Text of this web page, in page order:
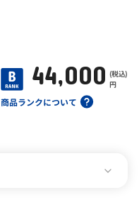
商品ランクについて
44,000 (税込)
円